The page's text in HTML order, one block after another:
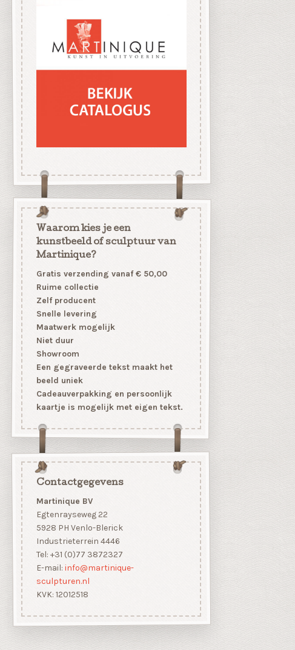
Waarom kies je een
kunstbeeld of sculptuur van
Martinique?
Gratis verzending vanaf € 50,00
Ruime collectie
Zelf producent
Snelle levering
Maatwerk mogelijk
Niet duur
Showroom
Een gegraveerde tekst maakt het
beeld uniek
Cadeauverpakking en persoonlijk
kaartje is mogelijk met eigen tekst.
Contactgegevens
Martinique BV
Egtenrayseweg 22
5928 PH Venlo-Blerick
Industrieterrein 4446
Tel: +31 (0)77 3872327
E-mail: info@martinique-
sculpturen.nl
KVK: 12012518